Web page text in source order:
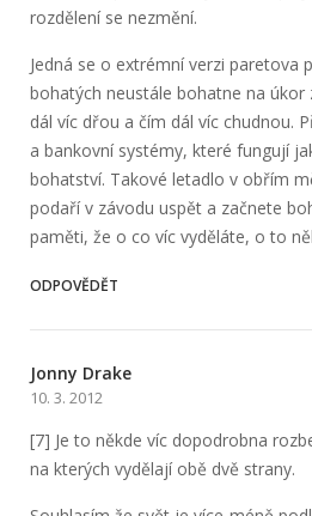
rozdělení se nezmění.
Jedná se o extrémní verzi paretova
bohatých neustále bohatne na úkor
dál víc dřou a čím dál víc chudnou.
a bankovní systémy, které fungují
bohatství. Takové letadlo v obřím
podaří v závodu uspět a začnete
paměti, že o co víc vyděláte, o to
ODPOVĚDĚT
Jonny Drake
10. 3. 2012
[7] Je to někde víc dopodrobna
na kterých vydělají obě dvě strany.